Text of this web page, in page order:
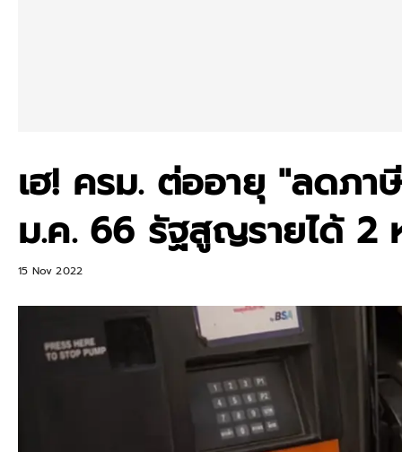
เฮ! ครม. ต่ออายุ "ลดภ
ม.ค. 66 รัฐสูญรายได้ 2
15 Nov 2022